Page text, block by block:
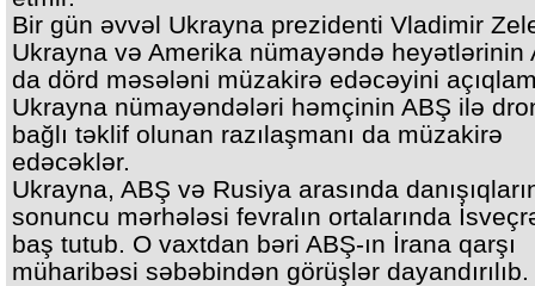
Bir gün əvvəl Ukrayna prezidenti Vladimir
Ukrayna və Amerika nümayəndə heyətlərinin
da dörd məsələni müzakirə edəcəyini
Ukrayna nümayəndələri həmçinin ABŞ ilə
bağlı təklif olunan razılaşmanı da müzakirə
edəcəklər.
Ukrayna, ABŞ və Rusiya arasında
sonuncu mərhələsi fevralın ortalarında
baş tutub. O vaxtdan bəri ABŞ-ın İrana qarşı
müharibəsi səbəbindən görüşlər dayandırılıb.